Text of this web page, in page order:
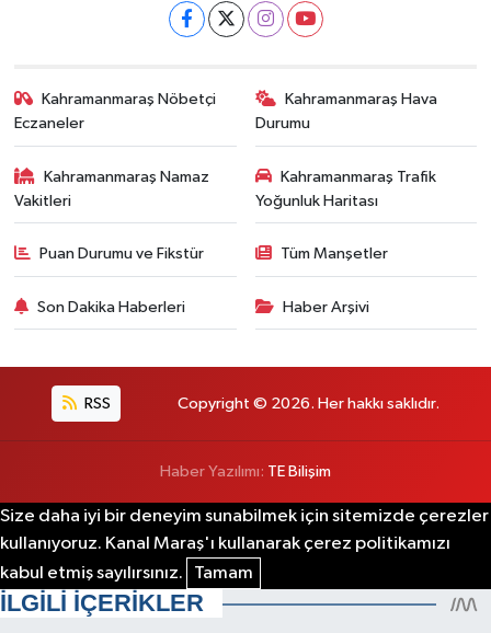
Kahramanmaraş Nöbetçi
Eczaneler
Kahramanmaraş Hava
Durumu
Kahramanmaraş Namaz
Vakitleri
Kahramanmaraş Trafik
Yoğunluk Haritası
Puan Durumu ve Fikstür Tüm Manşetler
Son Dakika Haberleri Haber Arşivi
RSS Copyright © 2026. Her hakkı saklıdır.
Haber Yazılımı: TE Bilişim
Size daha iyi bir deneyim sunabilmek için sitemizde çerezler
kullanıyoruz. Kanal Maraş'ı kullanarak çerez politikamızı
kabul etmiş sayılırsınız.
Tamam